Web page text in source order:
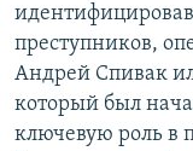
преступников,
Андрей Спивак
который был
ключевую роль в